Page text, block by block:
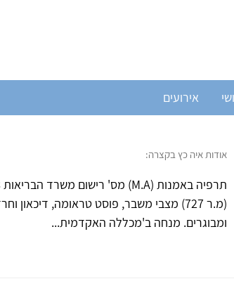
אירועים
אודות איה כץ בקצרה:
(מ.ר 727) מצבי משבר, פוסט טראומה,
ומבוגרים. מנחה ב'מכללה האקדמית...